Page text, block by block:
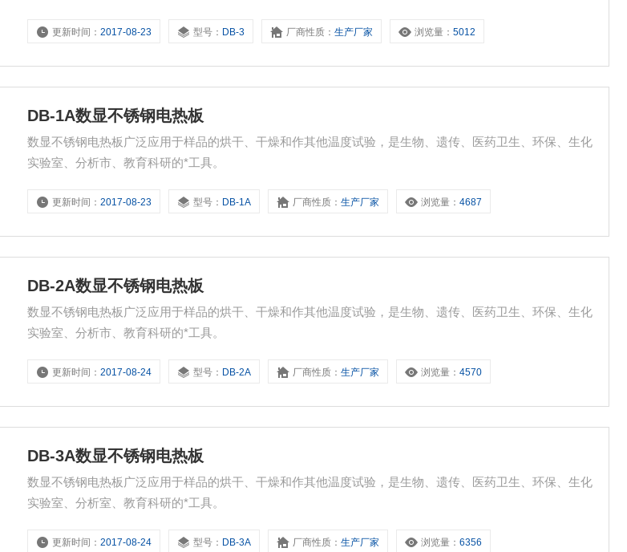
更新时间：2017-08-23 型号： DB-3 厂商性质：生产厂家 浏览量：5012
DB-1A数显不锈钢电热板
数显不锈钢电热板广泛应用于样品的烘干、干燥和作其他温度试验，是生物、遗传、医药卫生、环保、生化
实验室、分析市、教育科研的*工具。
更新时间：2017-08-23 型号： DB-1A 厂商性质：生产厂家 浏览量：4687
DB-2A数显不锈钢电热板
数显不锈钢电热板广泛应用于样品的烘干、干燥和作其他温度试验，是生物、遗传、医药卫生、环保、生化
实验室、分析市、教育科研的*工具。
更新时间：2017-08-24 型号： DB-2A 厂商性质：生产厂家 浏览量：4570
DB-3A数显不锈钢电热板
数显不锈钢电热板广泛应用于样品的烘干、干燥和作其他温度试验，是生物、遗传、医药卫生、环保、生化
实验室、分析室、教育科研的*工具。
更新时间：2017-08-24 型号： DB-3A 厂商性质：生产厂家 浏览量：6356